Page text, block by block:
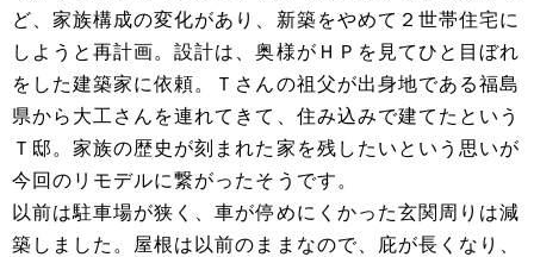
ど、家族構成の変化があり、新築をやめて２世帯住宅に
しようと再計画。設計は、奥様がＨＰを見てひと目ぼれ
をした建築家に依頼。Ｔさんの祖父が出身地である福島
県から大工さんを連れてきて、住み込みで建てたという
Ｔ邸。家族の歴史が刻まれた家を残したいという思いが
今回のリモデルに繋がったそうです。
以前は駐車場が狭く、車が停めにくかった玄関周りは減
築しました。屋根は以前のままなので、庇が長くなり、